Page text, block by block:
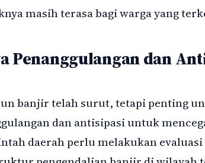
masih terasa bagi warga yang
Penanggulangan dan
banjir telah surut, tetapi penting
dan antisipasi untuk
daerah perlu melakukan